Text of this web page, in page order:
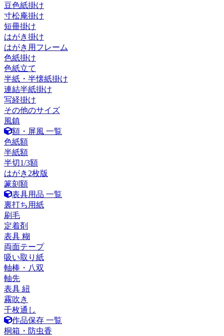
豆色紙掛け
寸松庵掛け
短冊掛け
はがき掛け
はがき用フレーム
色紙掛け
色紙立て
半紙・半懐紙掛け
連結半紙掛け
写経掛け
その他のサイズ
風鎮
額・屏風 一覧
色紙額
半紙額
半切1/3額
はがき2枚版
篆刻額
表具用品 一覧
裏打ち用紙
刷毛
定着剤
表具 糊
両面テープ
吸い取り紙
軸棒・八双
軸先
表具 紐
霧吹き
千枚通し
作品保存 一覧
桐箱・防虫香